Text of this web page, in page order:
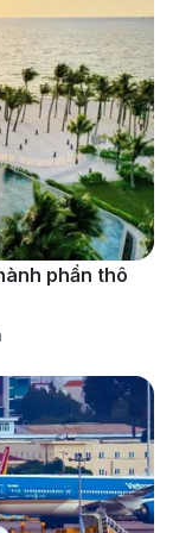
hôn. (Ảnh:
tuyến bay
phần thô